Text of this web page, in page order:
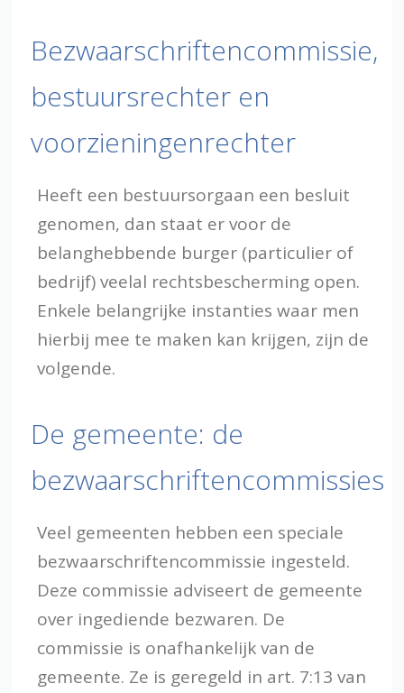
Bezwaarschriftencommissie,
bestuursrechter en
voorzieningenrechter
Heeft een bestuursorgaan een besluit
genomen, dan staat er voor de
belanghebbende burger (particulier of
bedrijf) veelal rechtsbescherming open.
Enkele belangrijke instanties waar men
hierbij mee te maken kan krijgen, zijn de
volgende.
De gemeente: de
bezwaarschriftencommissies
Veel gemeenten hebben een speciale
bezwaarschriftencommissie ingesteld.
Deze commissie adviseert de gemeente
over ingediende bezwaren. De
commissie is onafhankelijk van de
gemeente. Ze is geregeld in art. 7:13 van